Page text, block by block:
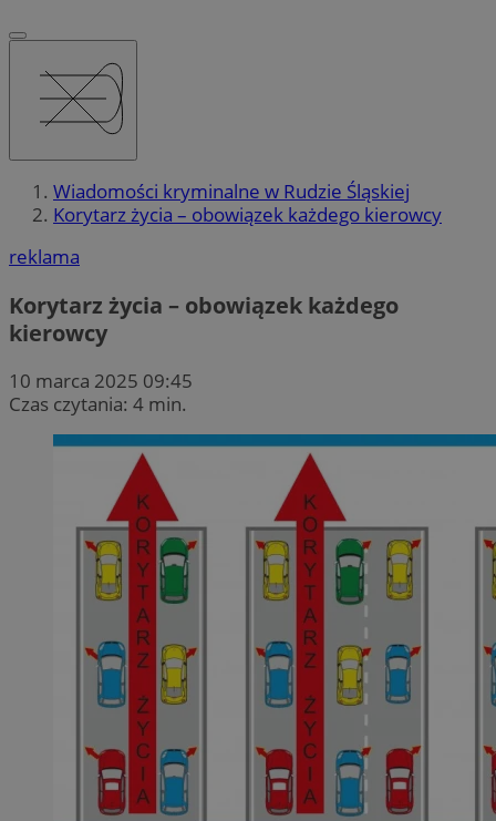
Wiadomości kryminalne w Rudzie Śląskiej
Korytarz życia – obowiązek każdego kierowcy
reklama
Korytarz życia – obowiązek każdego
kierowcy
10 marca 2025 09:45
Czas czytania: 4 min.